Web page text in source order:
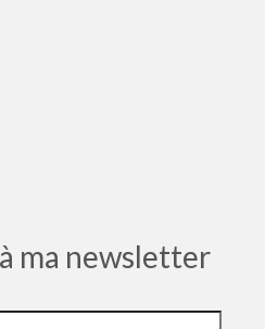
ma newsletter